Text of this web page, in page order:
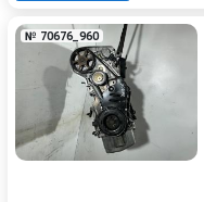
№ 70676_960